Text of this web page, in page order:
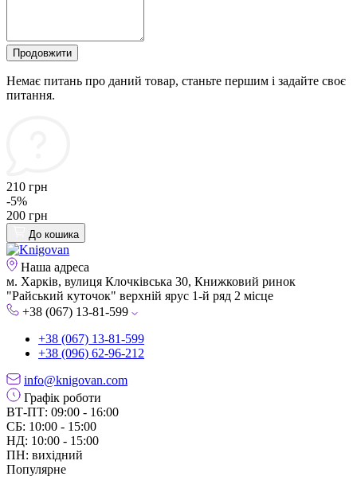
Продовжити
Немає питань про даний товар, станьте першим і задайте своє
питання.
210 грн
-5%
200 грн
До кошика
Наша адреса
м. Харків, вулиця Клочківська 30, Книжковий ринок
"Райський куточок" верхній ярус 1-й ряд 2 місце
+38 (067) 13-81-599
+38 (067) 13-81-599
+38 (096) 62-96-212
info@knigovan.com
Графік роботи
ВТ-ПТ: 09:00 - 16:00
СБ: 10:00 - 15:00
НД: 10:00 - 15:00
ПН: вихідний
Популярне